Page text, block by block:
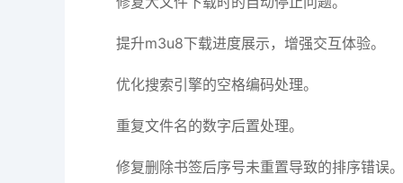
提升m3u8下载进度展示，增强交互体验。
优化搜索引擎的空格编码处理。
重复文件名的数字后置处理。
修复删除书签后序号未重置导致的排序错误。